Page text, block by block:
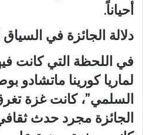
أحياناً.
دلالة الجائزة في
في اللحظة التي كانت
لماريا كورينا ماتشادو
السلمي”، كانت غزة
الجائزة مجرد حدث